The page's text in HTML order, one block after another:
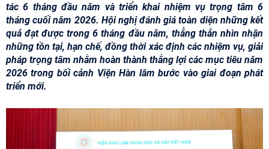
tác 6 tháng đầu năm và triển khai nhiệm vụ trọng tâm 6
tháng cuối năm 2026. Hội nghị đánh giá toàn diện những kết
quả đạt được trong 6 tháng đầu năm, thẳng thắn nhìn nhận
những tồn tại, hạn chế, đồng thời xác định các nhiệm vụ, giải
pháp trọng tâm nhằm hoàn thành thắng lợi các mục tiêu năm
2026 trong bối cảnh Viện Hàn lâm bước vào giai đoạn phát
triển mới.